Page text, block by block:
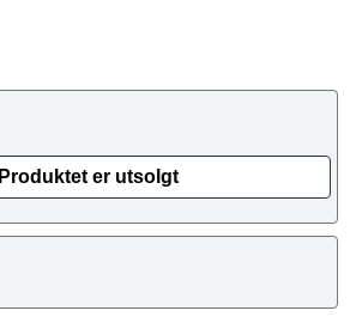
Produktet er utsolgt